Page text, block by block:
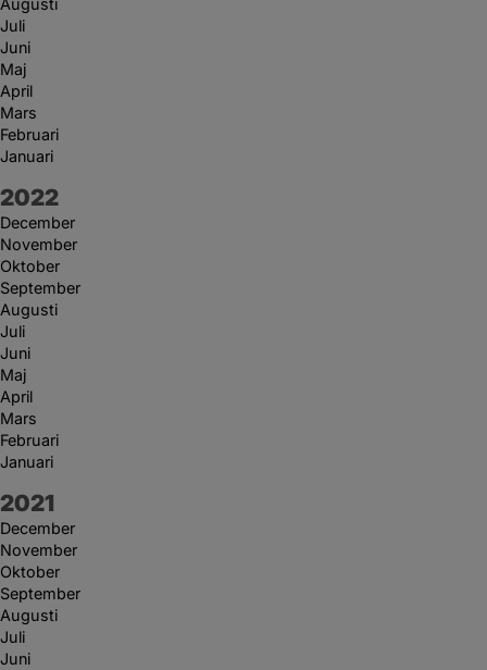
Augusti
Juli
Juni
Maj
April
Mars
Februari
Januari
År:
2022
December
November
Oktober
September
Augusti
Juli
Juni
Maj
April
Mars
Februari
Januari
År:
2021
December
November
Oktober
September
Augusti
Juli
Juni